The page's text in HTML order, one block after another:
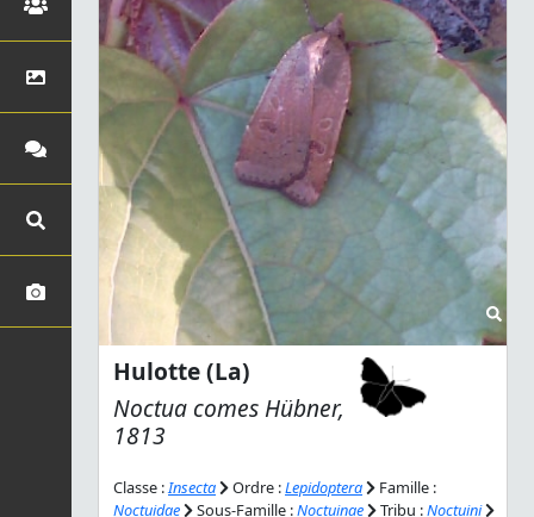
Hulotte (La)
Noctua comes Hübner,
1813
Classe :Insecta Ordre :Lepidoptera
Famille :
Noctuidae
Sous-Famille :Noctuinae Tribu :Noctuini